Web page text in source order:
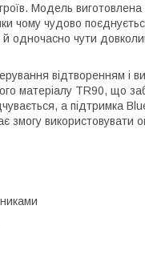
Модель
чому чудово
одночасно чути
відтворенням і
матеріалу TR90, що
а підтримка
використовувати